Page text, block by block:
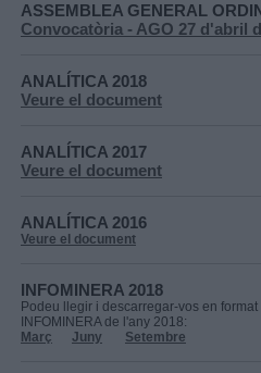
ASSEMBLEA GENERAL
Convocatòria - AGO 27 d'abril
ANALÍTICA 2018
Veure el document
ANALÍTICA 2017
Veure el document
ANALÍTICA 2016
Veure el document
​INFOMINERA 2018
Podeu llegir i descarregar-vos en
INFOMINERA de l'any 2018:
Març
Juny Setembre